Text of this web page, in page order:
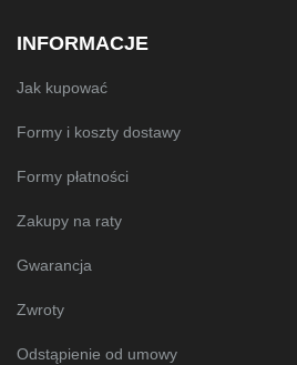
INFORMACJE
Jak kupować
Formy i koszty dostawy
Formy płatności
Zakupy na raty
Gwarancja
Zwroty
Odstąpienie od umowy